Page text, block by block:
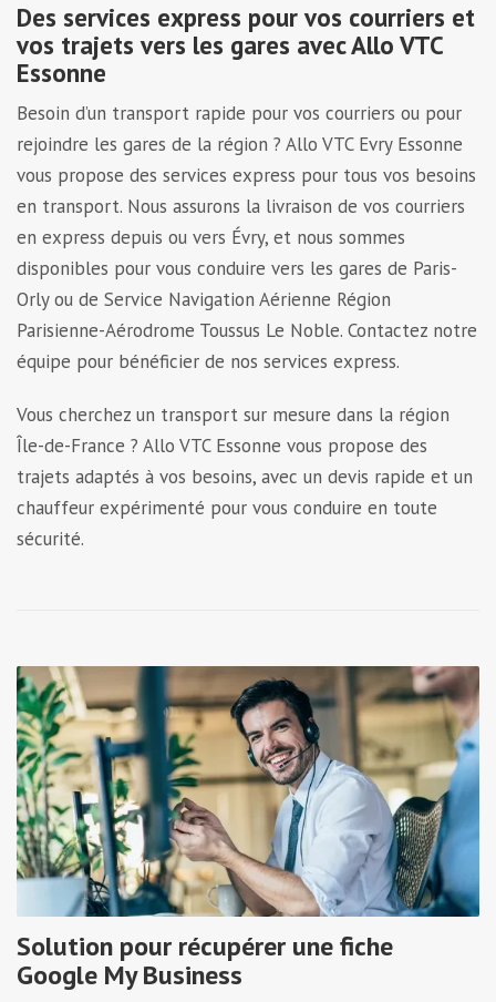
Des services express pour vos courriers et
vos trajets vers les gares avec Allo VTC
Essonne
Besoin d’un transport rapide pour vos courriers ou pour
rejoindre les gares de la région ? Allo VTC Evry Essonne
vous propose des services express pour tous vos besoins
en transport. Nous assurons la livraison de vos courriers
en express depuis ou vers Évry, et nous sommes
disponibles pour vous conduire vers les gares de Paris-
Orly ou de Service Navigation Aérienne Région
Parisienne-Aérodrome Toussus Le Noble. Contactez notre
équipe pour bénéficier de nos services express.
Vous cherchez un transport sur mesure dans la région
Île-de-France ? Allo VTC Essonne vous propose des
trajets adaptés à vos besoins, avec un devis rapide et un
chauffeur expérimenté pour vous conduire en toute
sécurité.
Solution pour récupérer une fiche
Google My Business